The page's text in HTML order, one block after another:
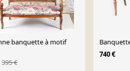
banquette à motif
395 €
740 €